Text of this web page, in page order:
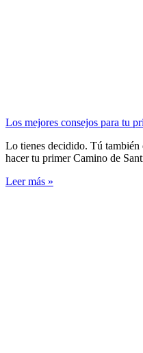
Los mejores consejos para tu
Lo tienes decidido. Tú también
hacer tu primer Camino de
Leer más »